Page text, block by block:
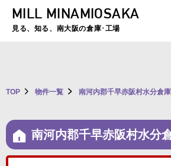
夏季休暇のお知らせ：2026年8月8日(土)～8月16
MILL MINAMIOSAKA
見る、知る、南大阪の倉庫･工場
TOP 物件一覧 南河内郡千早赤阪村水分倉庫
南河内郡千早赤阪村水分